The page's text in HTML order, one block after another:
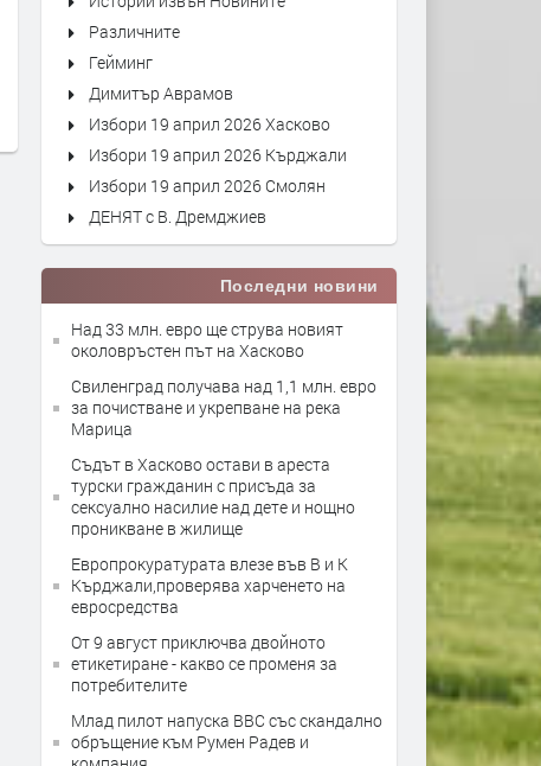
Различните
Гейминг
Димитър Аврамов
Избори 19 април 2026 Хасково
Избори 19 април 2026 Кърджали
Избори 19 април 2026 Смолян
ДЕНЯТ с В. Дремджиев
Последни новини
Над 33 млн. евро ще струва новият
околовръстен път на Хасково
Свиленград получава над 1,1 млн. евро
за почистване и укрепване на река
Марица
Съдът в Хасково остави в ареста
турски гражданин с присъда за
сексуално насилие над дете и нощно
проникване в жилище
Европрокуратурата влезе във В и К
Кърджали,проверява харченето на
евросредства
От 9 август приключва двойното
етикетиране - какво се променя за
потребителите
Млад пилот напуска ВВС със скандално
обръщение към Румен Радев и